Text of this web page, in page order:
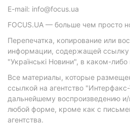
E-mail: info@focus.ua
FOCUS.UA — больше чем просто
Перепечатка, копирование или
информации, содержащей ссылку
"Українські Новини", в каком-
Все материалы, которые
ссылкой на агентство
дальнейшему воспроизведению
любой форме, кроме как с
агентства.